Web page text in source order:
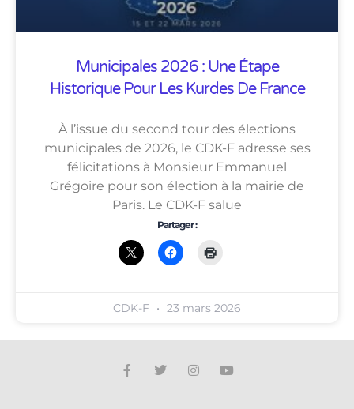
Municipales 2026 : Une Étape
Historique Pour Les Kurdes De France
À l’issue du second tour des élections
municipales de 2026, le CDK-F adresse ses
félicitations à Monsieur Emmanuel
Grégoire pour son élection à la mairie de
Paris. Le CDK-F salue
Partager :
CDK-F 23 mars 2026